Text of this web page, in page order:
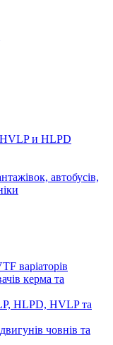
HVLP и HLPD
автобусів,
варіаторів
керма та
HLPD, HVLP та
човнів та